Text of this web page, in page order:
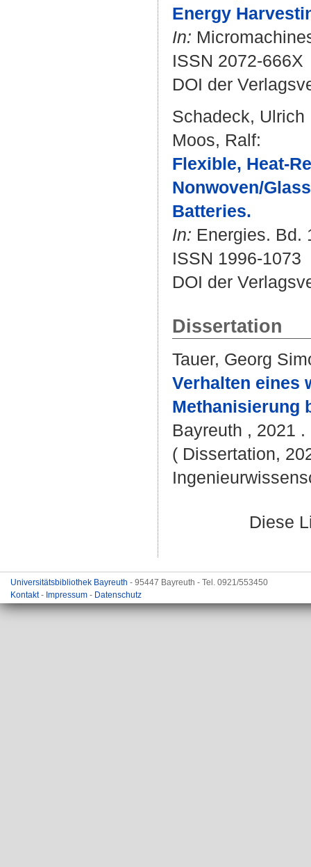
Energy
In:
ISSN 2072-666X
DOI der
Schadeck, Ulrich
Moos, Ralf:
Flexible, Heat-
Nonwoven/
Batteries.
In: Energies. Bd.
ISSN 1996-1073
DOI der
Dissertation
Tauer, Georg
Verhalten eines
Methanisierung
Bayreuth , 2021
( Dissertation,
Diese
Universitätsbibliothek Bayreuth - 95447 Bayreuth - Tel. 0921/553450
Kontakt- Impressum - Datenschutz